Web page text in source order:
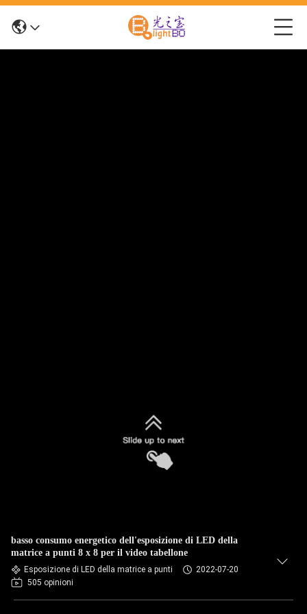
basso consumo energetico dell'esposizione di LED della
matrice a punti 8 x 8 per il video tabellone
Esposizione di LED della matrice a punti
2022-07-20
505 opinioni